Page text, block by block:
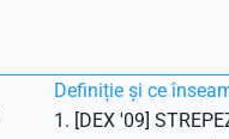
Definiție și ce
1. [DEX '09]